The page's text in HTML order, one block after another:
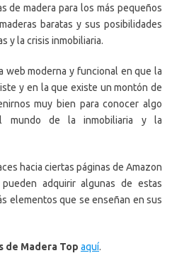
de madera para los más pequeños
baratas y sus posibilidades
y la crisis inmobiliaria.
web moderna y funcional en que la
y en la que existe un montón de
muy bien para conocer algo
mundo de la inmobiliaria y la
hacia ciertas páginas de Amazon
adquirir algunas de estas
elementos que se enseñan en sus
de Madera Top aquí.